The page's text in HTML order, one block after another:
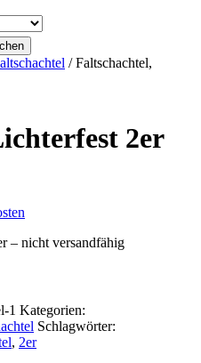
/ Faltschachtel,
2er
– nicht versandfähig
1 Kategorien:
Schlagwörter:
, 2er